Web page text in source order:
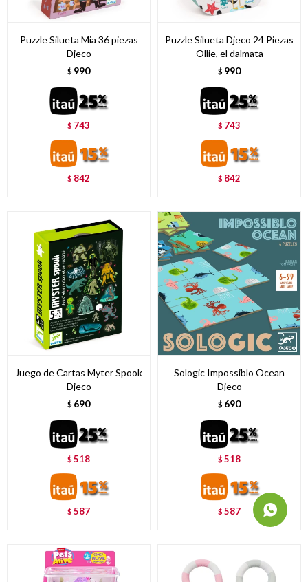
Puzzle Silueta Mia 36 piezas
Djeco
$ 990
$ 743
$ 842
Puzzle Silueta Djeco 24 Piezas
Ollie, el dalmata
$ 990
$ 743
$ 842
Juego de Cartas Myter Spook
Djeco
$ 690
$518
$587
Sologic Impossiblo Ocean
Djeco
$ 690
$518
$587